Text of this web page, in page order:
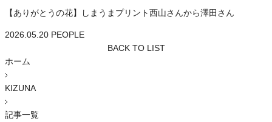
【ありがとうの花】しまうまプリント西山さんから澤田さん
2026.05.20 PEOPLE
BACK TO LIST
ホーム
KIZUNA
記事一覧